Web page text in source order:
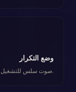
وضع التكرار
صوت سلس للتشغيل المستمر.